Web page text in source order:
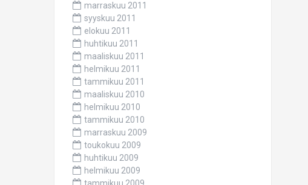
marraskuu 2011
syyskuu 2011
elokuu 2011
huhtikuu 2011
maaliskuu 2011
helmikuu 2011
tammikuu 2011
maaliskuu 2010
helmikuu 2010
tammikuu 2010
marraskuu 2009
toukokuu 2009
huhtikuu 2009
helmikuu 2009